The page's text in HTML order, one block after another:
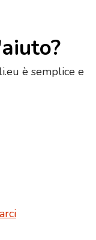
è semplice e